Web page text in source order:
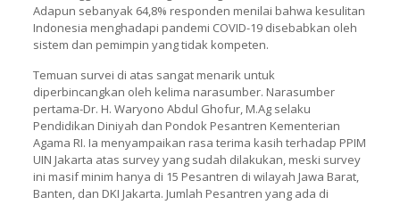
Adapun sebanyak 64,8% responden menilai bahwa kesulitan
Indonesia menghadapi pandemi COVID-19 disebabkan oleh
sistem dan pemimpin yang tidak kompeten.
Temuan survei di atas sangat menarik untuk
diperbincangkan oleh kelima narasumber. Narasumber
pertama-Dr. H. Waryono Abdul Ghofur, M.Ag selaku
Pendidikan Diniyah dan Pondok Pesantren Kementerian
Agama RI. Ia menyampaikan rasa terima kasih terhadap PPIM
UIN Jakarta atas survey yang sudah dilakukan, meski survey
ini masif minim hanya di 15 Pesantren di wilayah Jawa Barat,
Banten, dan DKI Jakarta. Jumlah Pesantren yang ada di